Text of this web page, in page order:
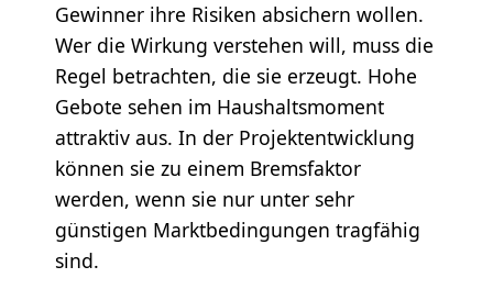
Gewinner ihre Risiken absichern wollen.
Wer die Wirkung verstehen will, muss die
Regel betrachten, die sie erzeugt. Hohe
Gebote sehen im Haushaltsmoment
attraktiv aus. In der Projektentwicklung
können sie zu einem Bremsfaktor
werden, wenn sie nur unter sehr
günstigen Marktbedingungen tragfähig
sind.